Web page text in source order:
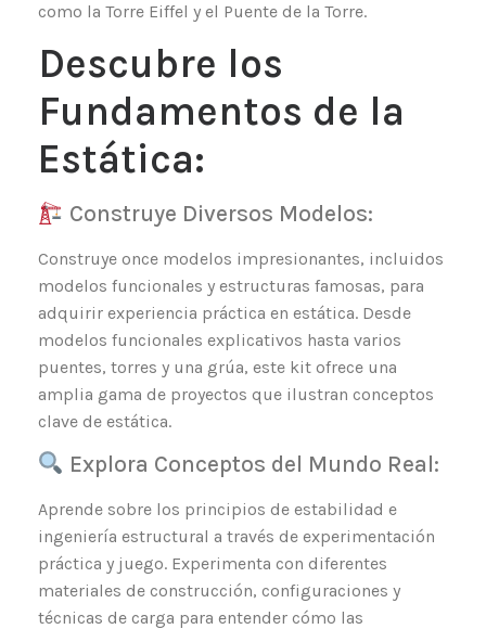
como la Torre Eiffel y el Puente de la Torre.
Descubre los
Fundamentos de la
Estática:
Construye Diversos Modelos:
Construye once modelos impresionantes, incluidos
modelos funcionales y estructuras famosas, para
adquirir experiencia práctica en estática. Desde
modelos funcionales explicativos hasta varios
puentes, torres y una grúa, este kit ofrece una
amplia gama de proyectos que ilustran conceptos
clave de estática.
Explora Conceptos del Mundo Real:
Aprende sobre los principios de estabilidad e
ingeniería estructural a través de experimentación
práctica y juego. Experimenta con diferentes
materiales de construcción, configuraciones y
técnicas de carga para entender cómo las